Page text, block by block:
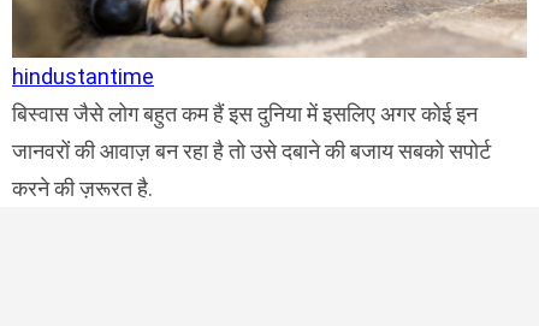
hindustantime
बिस्वास जैसे लोग बहुत कम हैं इस दुनिया में इसलिए अगर कोई इन
जानवरों की आवाज़ बन रहा है तो उसे दबाने की बजाय सबको सपोर्ट
करने की ज़रूरत है.